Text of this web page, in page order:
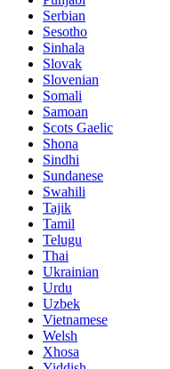
Serbian
Sesotho
Sinhala
Slovak
Slovenian
Somali
Samoan
Scots Gaelic
Shona
Sindhi
Sundanese
Swahili
Tajik
Tamil
Telugu
Thai
Ukrainian
Urdu
Uzbek
Vietnamese
Welsh
Xhosa